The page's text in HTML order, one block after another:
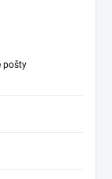
pošty